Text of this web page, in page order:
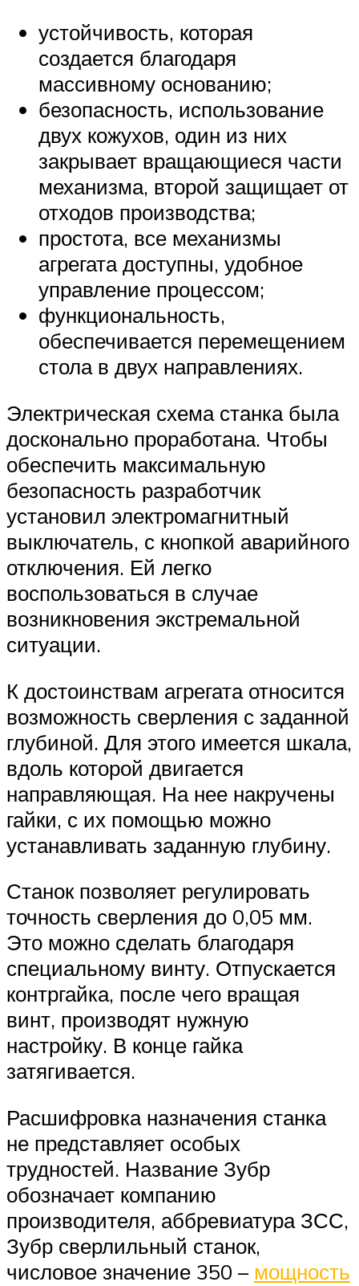
устойчивость, которая
создается благодаря
массивному основанию;
безопасность, использование
двух кожухов, один из них
закрывает вращающиеся части
механизма, второй защищает от
отходов производства;
простота, все механизмы
агрегата доступны, удобное
управление процессом;
функциональность,
обеспечивается перемещением
стола в двух направлениях.
Электрическая схема станка была
досконально проработана. Чтобы
обеспечить максимальную
безопасность разработчик
установил электромагнитный
выключатель, с кнопкой аварийного
отключения. Ей легко
воспользоваться в случае
возникновения экстремальной
ситуации.
К достоинствам агрегата относится
возможность сверления с заданной
глубиной. Для этого имеется шкала,
вдоль которой двигается
направляющая. На нее накручены
гайки, с их помощью можно
устанавливать заданную глубину.
Станок позволяет регулировать
точность сверления до 0,05 мм.
Это можно сделать благодаря
специальному винту. Отпускается
контргайка, после чего вращая
винт, производят нужную
настройку. В конце гайка
затягивается.
Расшифровка назначения станка
не представляет особых
трудностей. Название Зубр
обозначает компанию
производителя, аббревиатура ЗСС,
Зубр сверлильный станок,
числовое значение 350 – мощность